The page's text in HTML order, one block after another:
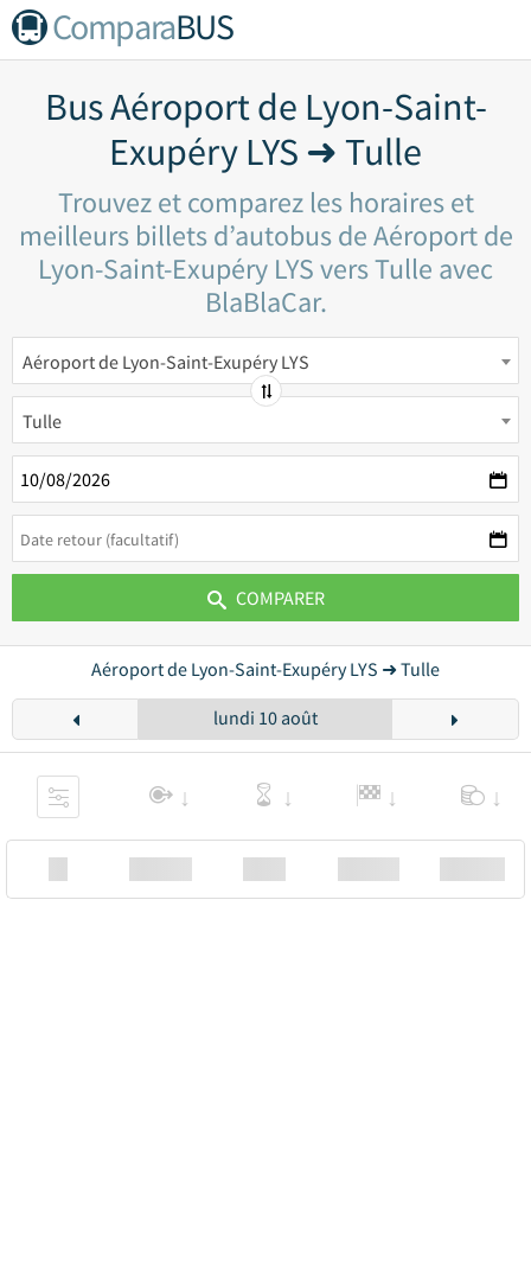
ComparaBUS
Bus Aéroport de Lyon-Saint-
Exupéry LYS ➜ Tulle
Trouvez et comparez les horaires et
meilleurs billets d’autobus de Aéroport de
Lyon-Saint-Exupéry LYS vers Tulle avec
BlaBlaCar.
Aéroport de Lyon-Saint-Exupéry LYS
Tulle
COMPARER
Aéroport de Lyon-Saint-Exupéry LYS ➜ Tulle
lundi 10 août